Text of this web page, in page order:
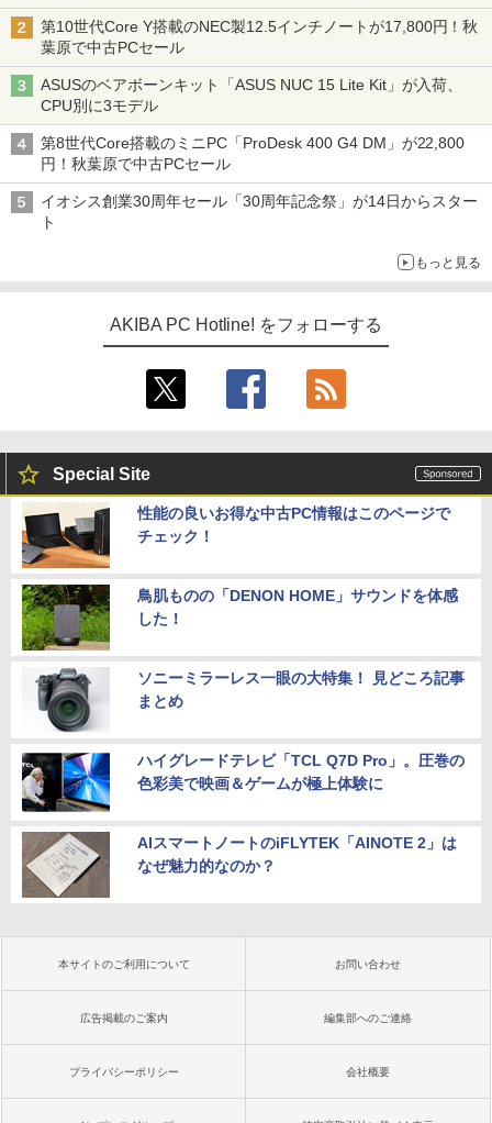
型モニターが9,801円、暑さ指数連動セール ほか
第10世代Core Y搭載のNEC製12.5インチノートが17,800円！秋
葉原で中古PCセール
ASUSのベアボーンキット「ASUS NUC 15 Lite Kit」が入荷、
CPU別に3モデル
第8世代Core搭載のミニPC「ProDesk 400 G4 DM」が22,800
円！秋葉原で中古PCセール
イオシス創業30周年セール「30周年記念祭」が14日からスター
ト
もっと見る
AKIBA PC Hotline! をフォローする
Special Site
性能の良いお得な中古PC情報はこのページで
チェック！
鳥肌ものの「DENON HOME」サウンドを体感
した！
ソニーミラーレス一眼の大特集！ 見どころ記事
まとめ
ハイグレードテレビ「TCL Q7D Pro」。圧巻の
色彩美で映画＆ゲームが極上体験に
AIスマートノートのiFLYTEK「AINOTE 2」は
なぜ魅力的なのか？
本サイトのご利用について お問い合わせ
広告掲載のご案内 編集部へのご連絡
プライバシーポリシー 会社概要